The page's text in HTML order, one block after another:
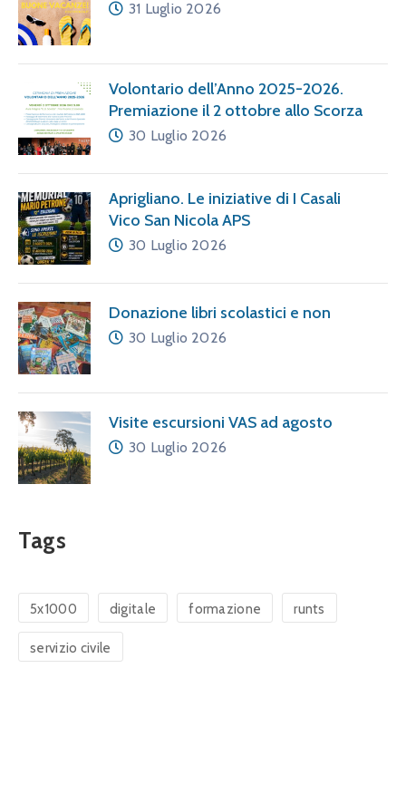
31 Luglio 2026
Volontario dell’Anno 2025-2026.
Premiazione il 2 ottobre allo Scorza
30 Luglio 2026
Aprigliano. Le iniziative di I Casali
Vico San Nicola APS
30 Luglio 2026
Donazione libri scolastici e non
30 Luglio 2026
Visite escursioni VAS ad agosto
30 Luglio 2026
Tags
5x1000 digitale formazione runts
servizio civile